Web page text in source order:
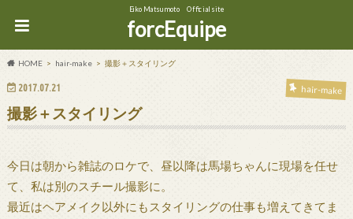
Eiko Matsumoto Official site
forcEquipe
HOME hair-make 撮影＋スタイリング
2017.07.21 hair-make
撮影＋スタイリング
今日は朝から雑誌のロケで、昼以降は馬場ちゃんに現場を任せ
て、私は別のスチール撮影に。
最近はヘアメイク以外にもスタイリングの仕事も増えてきてま